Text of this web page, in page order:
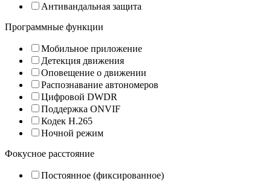
Антивандальная защита
Программные функции
Мобильное приложение
Детекция движения
Оповещение о движении
Распознавание автономеров
Цифровой DWDR
Поддержка ONVIF
Кодек H.265
Ночной режим
Фокусное расстояние
Постоянное (фиксированное)